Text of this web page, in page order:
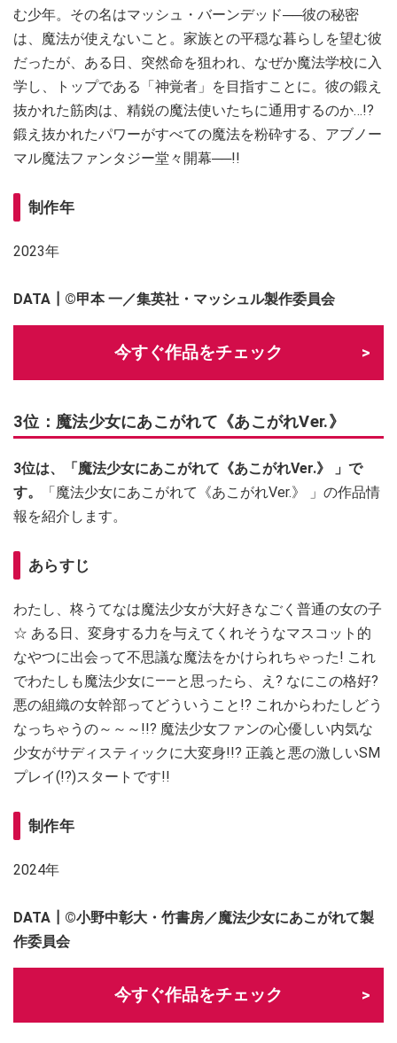
む少年。その名はマッシュ・バーンデッド──彼の秘密
は、魔法が使えないこと。家族との平穏な暮らしを望む彼
だったが、ある日、突然命を狙われ、なぜか魔法学校に入
学し、トップである「神覚者」を目指すことに。彼の鍛え
抜かれた筋肉は、精鋭の魔法使いたちに通用するのか…!?
鍛え抜かれたパワーがすべての魔法を粉砕する、アブノー
マル魔法ファンタジー堂々開幕──!!
制作年
2023年
DATA┃©甲本 一／集英社・マッシュル製作委員会
今すぐ作品をチェック
3位：魔法少女にあこがれて《あこがれVer.》
3位は、「魔法少女にあこがれて《あこがれVer.》 」で
す。
「魔法少女にあこがれて《あこがれVer.》 」の作品情
報を紹介します。
あらすじ
わたし、柊うてなは魔法少女が大好きなごく普通の女の子
☆ ある日、変身する力を与えてくれそうなマスコット的
なやつに出会って不思議な魔法をかけられちゃった! これ
でわたしも魔法少女に――と思ったら、え? なにこの格好?
悪の組織の女幹部ってどういうこと!? これからわたしどう
なっちゃうの～～～!!? 魔法少女ファンの心優しい内気な
少女がサディスティックに大変身!!? 正義と悪の激しいSM
プレイ(!?)スタートです!!
制作年
2024年
DATA┃©小野中彰大・竹書房／魔法少女にあこがれて製
作委員会
今すぐ作品をチェック